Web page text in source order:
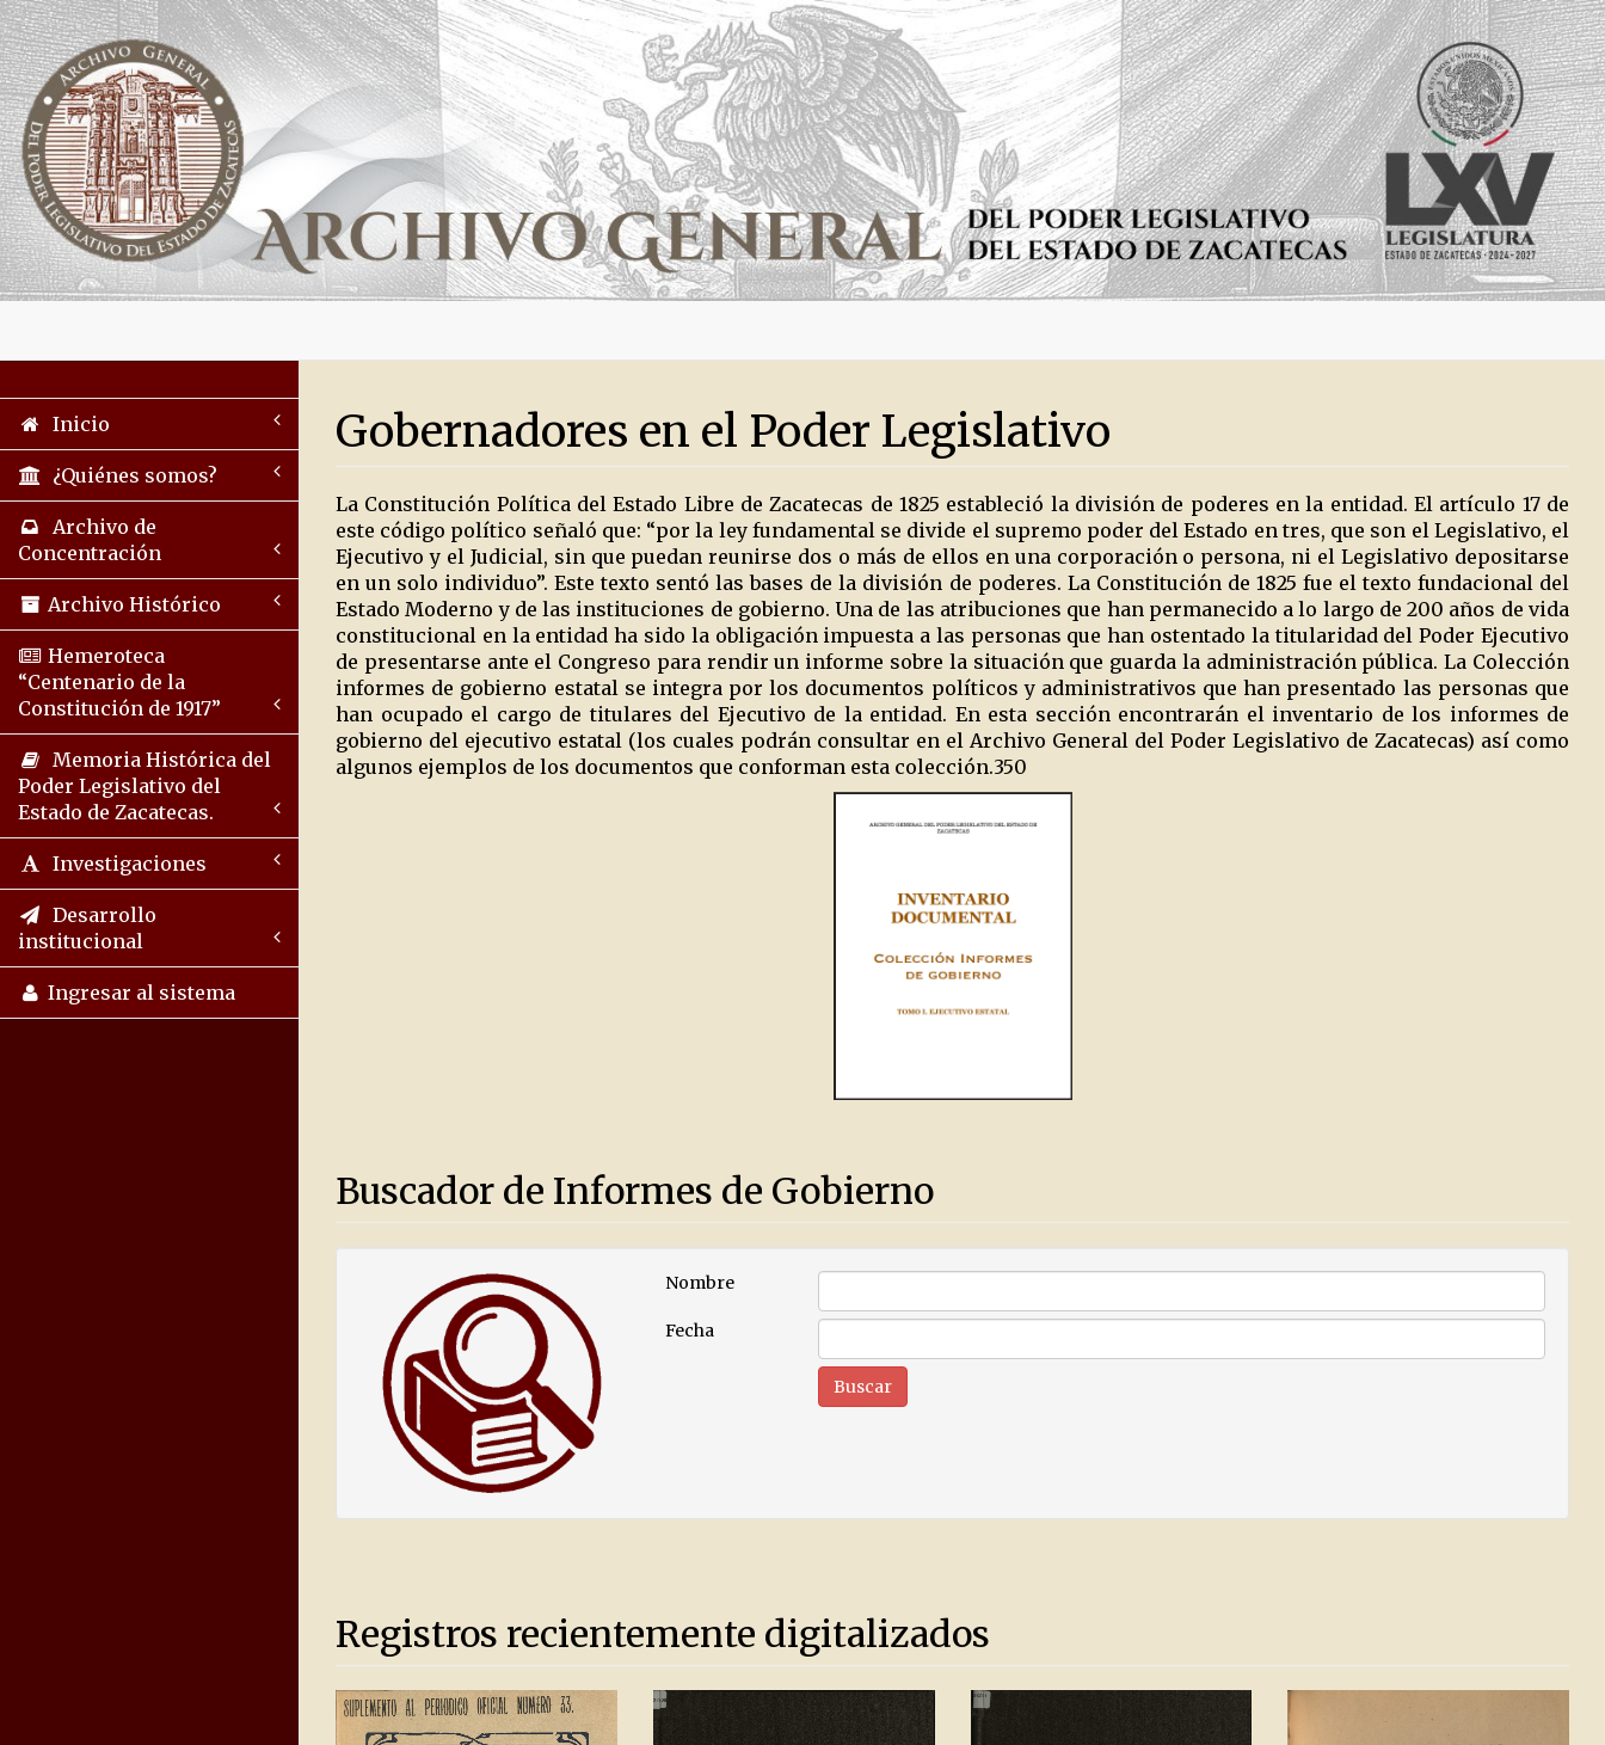
Inicio
¿Quiénes somos?
Archivo de
Concentración
Archivo Histórico
Hemeroteca
“Centenario de la
Constitución de 1917”
Memoria Histórica del
Poder Legislativo del
Estado de Zacatecas.
Investigaciones
Desarrollo
institucional
Ingresar al sistema
Gobernadores en el Poder Legislativo
La Constitución Política del Estado Libre de Zacatecas de 1825 estableció la división de poderes en la entidad. El artículo 17 de
este código político señaló que: “por la ley fundamental se divide el supremo poder del Estado en tres, que son el Legislativo, el
Ejecutivo y el Judicial, sin que puedan reunirse dos o más de ellos en una corporación o persona, ni el Legislativo depositarse
en un solo individuo”. Este texto sentó las bases de la división de poderes. La Constitución de 1825 fue el texto fundacional del
Estado Moderno y de las instituciones de gobierno. Una de las atribuciones que han permanecido a lo largo de 200 años de vida
constitucional en la entidad ha sido la obligación impuesta a las personas que han ostentado la titularidad del Poder Ejecutivo
de presentarse ante el Congreso para rendir un informe sobre la situación que guarda la administración pública. La Colección
informes de gobierno estatal se integra por los documentos políticos y administrativos que han presentado las personas que
han ocupado el cargo de titulares del Ejecutivo de la entidad. En esta sección encontrarán el inventario de los informes de
gobierno del ejecutivo estatal (los cuales podrán consultar en el Archivo General del Poder Legislativo de Zacatecas) así como
algunos ejemplos de los documentos que conforman esta colección.350
Buscador de Informes de Gobierno
Nombre
Fecha
Registros recientemente digitalizados